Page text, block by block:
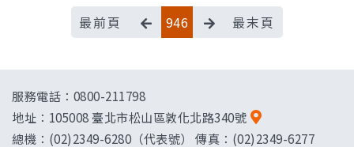
最前頁 946 最末頁
服務電話：0800-211798
地址： 105008 臺北市松山區敦化北路340號
總機：(02)2349-6280（代表號） 傳真：(02)2349-6277